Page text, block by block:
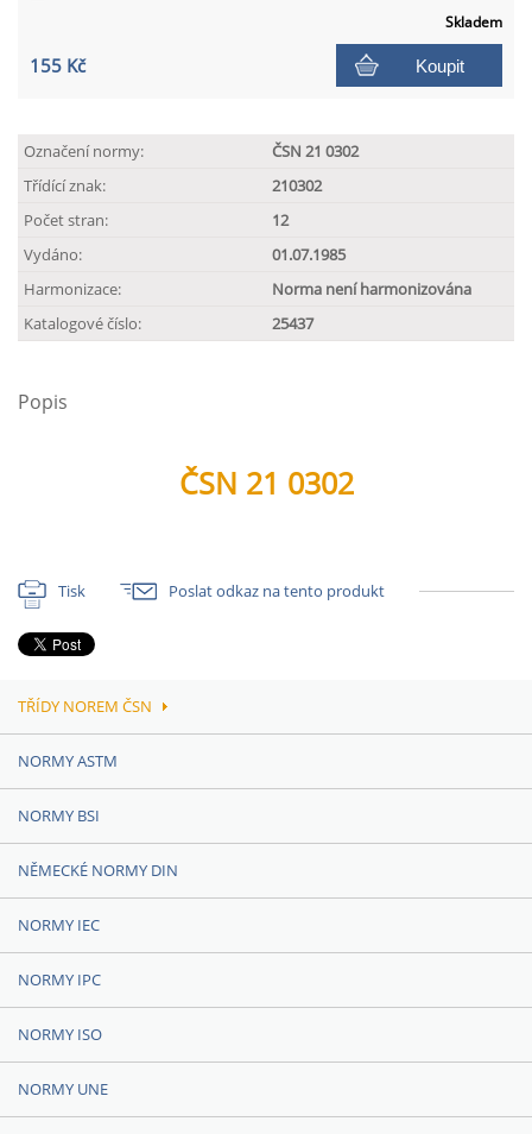
Skladem
155 Kč Koupit
Označení normy:
ČSN 21 0302
Třídící znak:
210302
Počet stran:
12
Vydáno:
01.07.1985
Harmonizace:
Norma není harmonizována
Katalogové číslo:
25437
Popis
ČSN 21 0302
Tisk Poslat odkaz na tento produkt
TŘÍDY NOREM ČSN
NORMY ASTM
NORMY BSI
NĚMECKÉ NORMY DIN
NORMY IEC
NORMY IPC
NORMY ISO
NORMY UNE